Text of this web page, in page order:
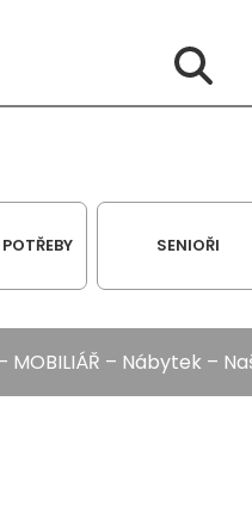
SENIOŘI
MOBILIÁŘ – Nábytek –